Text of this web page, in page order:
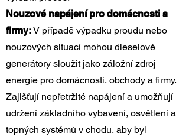
Nouzové napájení pro domácnosti a
firmy:V případě výpadku proudu nebo
nouzových situací mohou dieselové
generátory sloužit jako záložní zdroj
energie pro domácnosti, obchody a firmy.
Zajišťují nepřetržité napájení a umožňují
udržení základního vybavení, osvětlení a
topných systémů v chodu, aby byl